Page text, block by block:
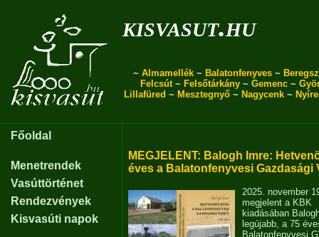
kisvasut.hu
~ Almamellék ~ Balatonfenyves ~
Felcsút~ Felsőtárkány ~ Gemenc ~
Lillafüred ~ Mesztegnyő ~ Nagycenk ~
Főoldal
Menetrendek
Vasúttörténet
Rendezvények
Kisvasúti napok
MEGJELENT: Balogh Imre:
éves a Balatonfenyvesi Gazdasági
2025. november
megjelent a KBK
kiadásában
legújabb, a 75
Balatonfenyvesi